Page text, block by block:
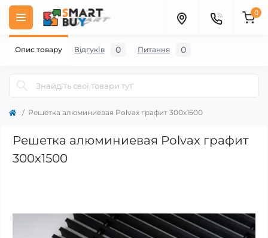
0
Решетка алюминиевая Polvax графит 300х1500
Решетка алюминиевая Polvax графит
300х1500
Опис товару Відгуків 0 Питання 0